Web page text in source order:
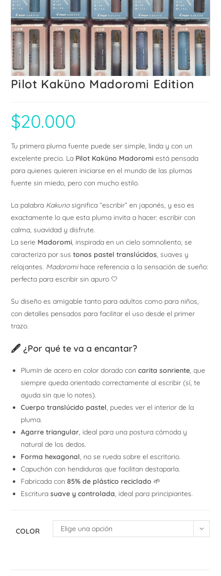
Pilot Kaküno Madoromi Edition
$20.000
Tu primera pluma fuente puede ser simple, linda y con un
excelente precio. La Pilot Kaküno Madoromi está pensada
para quienes quieren iniciarse en el mundo de las plumas
fuente sin miedo, pero con mucho estilo.
La palabra Kakunosignifica “escribir” en japonés, y eso es
exactamente lo que esta pluma invita a hacer: escribir con
calma, suavidad y disfrute.
La serie Madoromi, inspirada en un cielo somnoliento, se
caracteriza por sustonos pastel translúcidos, suaves y
relajantes. Madoromihace referencia a la sensación de sueño:
perfecta para escribir sin apuro 🤍
Su diseño es amigable tanto para adultos como para niños,
con detalles pensados para facilitar el uso desde el primer
trazo.
🖋️ ¿Por qué te va a encantar?
Plumín de acero en color dorado concarita sonriente, que
siempre queda orientado correctamente al escribir (sí, te
ayuda sin que lo notes).
Cuerpo translúcido pastel, puedes ver el interior de la
pluma.
Agarre triangular, ideal para una postura cómoda y
natural de los dedos.
Forma hexagonal, no se rueda sobre el escritorio.
Capuchón con hendiduras que facilitan destaparla.
Fabricada con85% de plástico reciclado 🌱
Escriturasuave y controlada, ideal para principiantes.
COLOR Elige una opción